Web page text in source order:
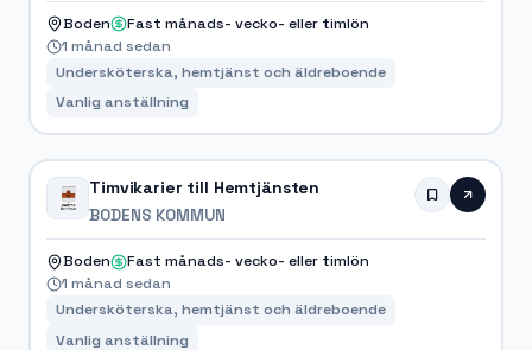
Boden
Fast månads- vecko- eller timlön
1 månad sedan
Undersköterska, hemtjänst och äldreboende
Vanlig anställning
Timvikarier till Hemtjänsten
BODENS KOMMUN
Boden
Fast månads- vecko- eller timlön
1 månad sedan
Undersköterska, hemtjänst och äldreboende
Vanlig anställning